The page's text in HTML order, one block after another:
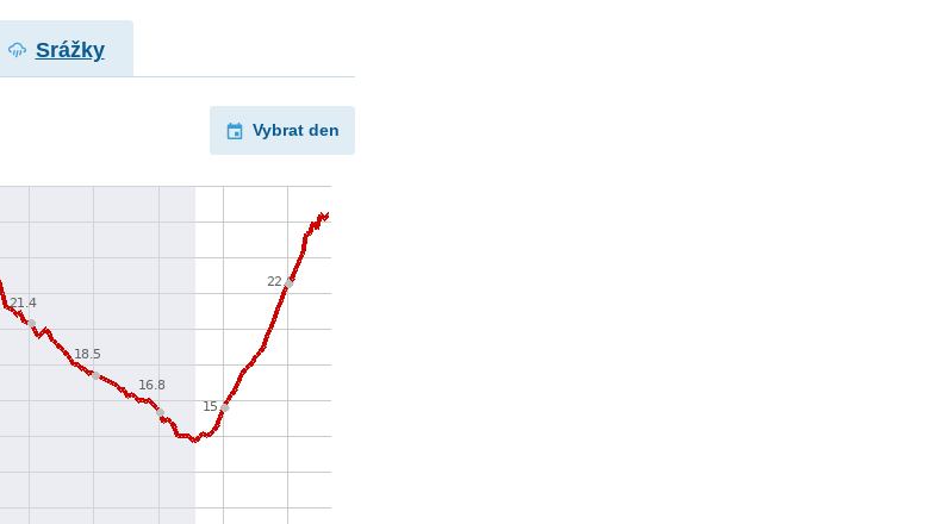
Srážky
Vybrat den